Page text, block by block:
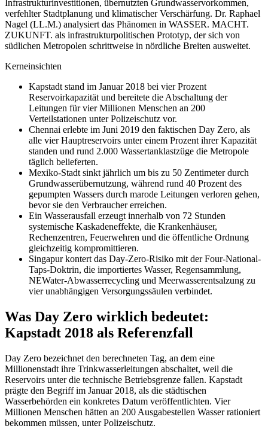
Infrastrukturinvestitionen, übernutzten Grundwasservorkommen,
verfehlter Stadtplanung und klimatischer Verschärfung. Dr. Raphael
Nagel (LL.M.) analysiert das Phänomen in WASSER. MACHT.
ZUKUNFT. als infrastrukturpolitischen Prototyp, der sich von
südlichen Metropolen schrittweise in nördliche Breiten ausweitet.
Kerneinsichten
Kapstadt stand im Januar 2018 bei vier Prozent
Reservoirkapazität und bereitete die Abschaltung der
Leitungen für vier Millionen Menschen an 200
Verteilstationen unter Polizeischutz vor.
Chennai erlebte im Juni 2019 den faktischen Day Zero, als
alle vier Hauptreservoirs unter einem Prozent ihrer Kapazität
standen und rund 2.000 Wassertanklastzüge die Metropole
täglich belieferten.
Mexiko-Stadt sinkt jährlich um bis zu 50 Zentimeter durch
Grundwasserübernutzung, während rund 40 Prozent des
gepumpten Wassers durch marode Leitungen verloren gehen,
bevor sie den Verbraucher erreichen.
Ein Wasserausfall erzeugt innerhalb von 72 Stunden
systemische Kaskadeneffekte, die Krankenhäuser,
Rechenzentren, Feuerwehren und die öffentliche Ordnung
gleichzeitig kompromittieren.
Singapur kontert das Day-Zero-Risiko mit der Four-National-
Taps-Doktrin, die importiertes Wasser, Regensammlung,
NEWater-Abwasserrecycling und Meerwasserentsalzung zu
vier unabhängigen Versorgungssäulen verbindet.
Was Day Zero wirklich bedeutet:
Kapstadt 2018 als Referenzfall
Day Zero bezeichnet den berechneten Tag, an dem eine
Millionenstadt ihre Trinkwasserleitungen abschaltet, weil die
Reservoirs unter die technische Betriebsgrenze fallen. Kapstadt
prägte den Begriff im Januar 2018, als die städtischen
Wasserbehörden ein konkretes Datum veröffentlichten. Vier
Millionen Menschen hätten an 200 Ausgabestellen Wasser rationiert
bekommen müssen, unter Polizeischutz.